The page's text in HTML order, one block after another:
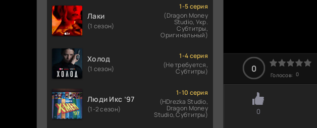
Лаки
(1 сезон)
1-5 серия
(Dragon Money
Studio, Укр.
Субтитры,
Оригинальный)
Холод
(1 сезон)
1-4 серия
(Не требуется,
Субтитры)
Люди Икс ’97
(1-2 сезон)
1-10 серия
(HDrezka Studio,
Dragon Money
Studio, Субтитры)
0
Голосов: 0
0